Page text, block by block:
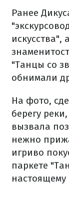
Ранее
искусства",
"Танцы со
обнимали
На фото,
берегу
вызвала
нежно
игриво
паркете
настоящему